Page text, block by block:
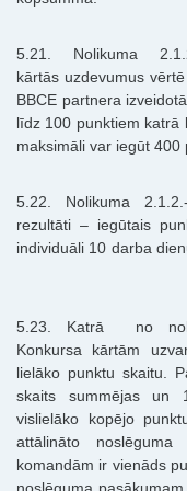
5.21. Nolikuma
kārtās uzdevumus
BBCE partnera
līdz 100 punktiem katrā
maksimāli var iegūt 400
5.22. Nolikuma
rezultāti – iegūtais
individuāli 10 darba
5.23. Katrā no
Konkursa kārtām
lielāko punktu skaitu.
skaits summējas un
vislielāko kopējo
attālināto
komandām ir vienāds